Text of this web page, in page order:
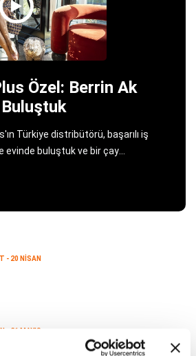
Özel: Berrin Ak
Türkiye distribütörü, başarılı iş
evinde buluştuk ve bir çay
- 20 NISAN
- 21 MAYIS